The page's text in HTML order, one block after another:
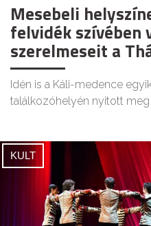
Mesebeli
felvidék szívében
szerelmeseit a
Idén is a Káli-medence
találkozóhelyén nyitott meg
KULT